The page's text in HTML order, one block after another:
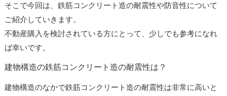
そこで今回は、鉄筋コンクリート造の耐震性や防音性について
ご紹介していきます。
不動産購入を検討されている方にとって、少しでも参考になれ
ば幸いです。
建物構造の鉄筋コンクリート造の耐震性は？
建物構造のなかで鉄筋コンクリート造の耐震性は非常に高いと